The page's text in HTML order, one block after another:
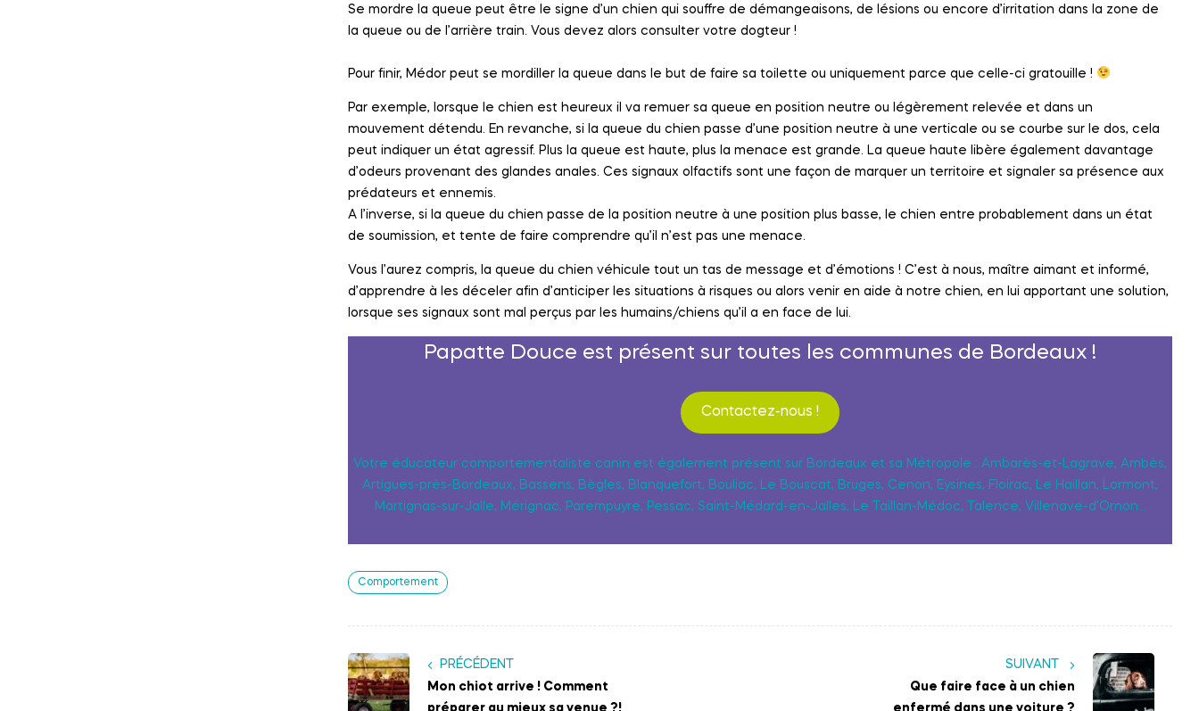
Se mordre la queue peut être le signe d’un chien qui souffre de démangeaisons, de lésions ou encore d’irritation dans la zone de
la queue ou de l’arrière train. Vous devez alors consulter votre dogteur !
Pour finir, Médor peut se mordiller la queue dans le but de faire sa toilette ou uniquement parce que celle-ci gratouille !
Par exemple, lorsque le chien est heureux il va remuer sa queue en position neutre ou légèrement relevée et dans un
mouvement détendu. En revanche, si la queue du chien passe d’une position neutre à une verticale ou se courbe sur le dos, cela
peut indiquer un état agressif. Plus la queue est haute, plus la menace est grande. La queue haute libère également davantage
d’odeurs provenant des glandes anales. Ces signaux olfactifs sont une façon de marquer un territoire et signaler sa présence aux
prédateurs et ennemis.
A l’inverse, si la queue du chien passe de la position neutre à une position plus basse, le chien entre probablement dans un état
de soumission, et tente de faire comprendre qu’il n’est pas une menace.
Vous l’aurez compris, la queue du chien véhicule tout un tas de message et d’émotions ! C’est à nous, maître aimant et informé,
d’apprendre à les déceler afin d’anticiper les situations à risques ou alors venir en aide à notre chien, en lui apportant une solution,
lorsque ses signaux sont mal perçus par les humains/chiens qu’il a en face de lui.
Papatte Douce est présent sur toutes les communes de Bordeaux !
Contactez-nous !
Votre éducateur comportementaliste canin est également présent sur Bordeaux et sa Métropole : Ambarès-et-Lagrave, Ambès,
Artigues-près-Bordeaux, Bassens, Bègles, Blanquefort, Bouliac, Le Bouscat, Bruges, Cenon, Eysines, Floirac, Le Haillan, Lormont,
Martignas-sur-Jalle, Mérignac, Parempuyre, Pessac, Saint-Médard-en-Jalles, Le Taillan-Médoc, Talence, Villenave-d’Ornon…
Comportement
PRÉCÉDENT
Mon chiot arrive ! Comment
préparer au mieux sa venue ?!
SUIVANT
Que faire face à un chien
enfermé dans une voiture ?